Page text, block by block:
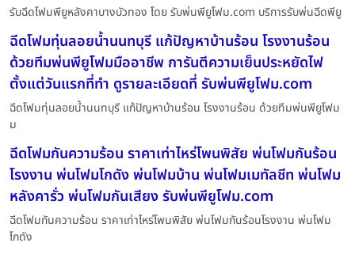
รับฉีดโฟมพียูหลังคาบางบัวทอง โดย รับพ่นพียูโฟม.com บริการรับพ่นฉีดพียู
ฉีดโฟมทุ่นลอยน้ำนนทบุรี แก้ปัญหาบ้านร้อน โรงงานร้อน
ด้วยทีมพ่นพียูโฟมมืออาชีพ การันตีความเย็นประหยัดไฟ
ตั้งแต่วันแรกที่ทำ ดูรายละเอียดที่ รับพ่นพียูโฟม.com
ฉีดโฟมทุ่นลอยน้ำนนทบุรี แก้ปัญหาบ้านร้อน โรงงานร้อน ด้วยทีมพ่นพียูโฟม
ม
ฉีดโฟมกันความร้อน ราคาเท่าไหร่โพนพิสัย พ่นโฟมกันร้อน
โรงงาน พ่นโฟมโกดัง พ่นโฟมบ้าน พ่นโฟมเมทัลชีท พ่นโฟม
หลังคารั่ว พ่นโฟมกันเสียง รับพ่นพียูโฟม.com
ฉีดโฟมกันความร้อน ราคาเท่าไหร่โพนพิสัย พ่นโฟมกันร้อนโรงงาน พ่นโฟม
โกดัง